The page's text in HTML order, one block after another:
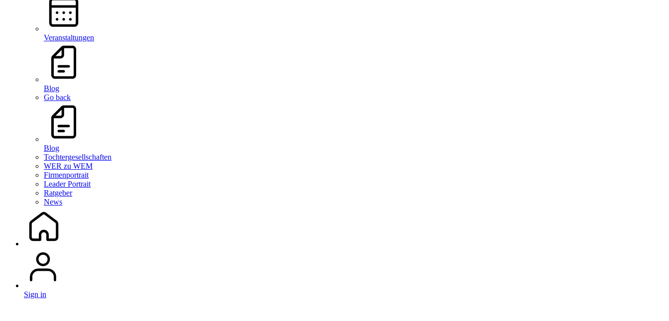
Veranstaltungen
Blog
Go back
Blog
Tochtergesellschaften
WER zu WEM
Firmenportrait
Leader Portrait
Ratgeber
News
Sign in